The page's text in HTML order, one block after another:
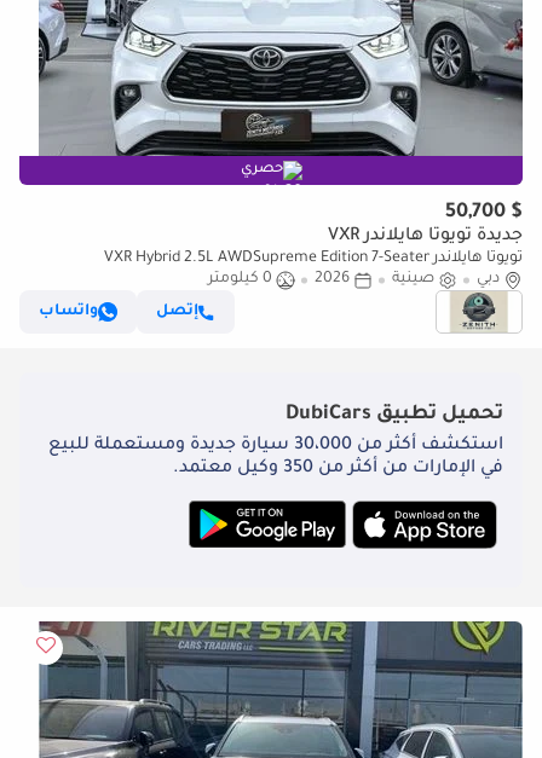
حصري
$ 50,700
جديدة تويوتا هايلاندر VXR
تويوتا هايلاندر VXR Hybrid 2.5L AWDSupreme Edition 7-Seater
دبي
صينية 2026
0 كيلومتر
إتصل
واتساب
تحميل تطبيق DubiCars
استكشف أكثر من 30،000 سيارة جديدة ومستعملة للبيع
في الإمارات من أكثر من 350 وكيل معتمد.